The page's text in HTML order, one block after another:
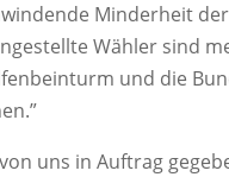
Minderheit
Wähler sind
und die
uns in Auftrag